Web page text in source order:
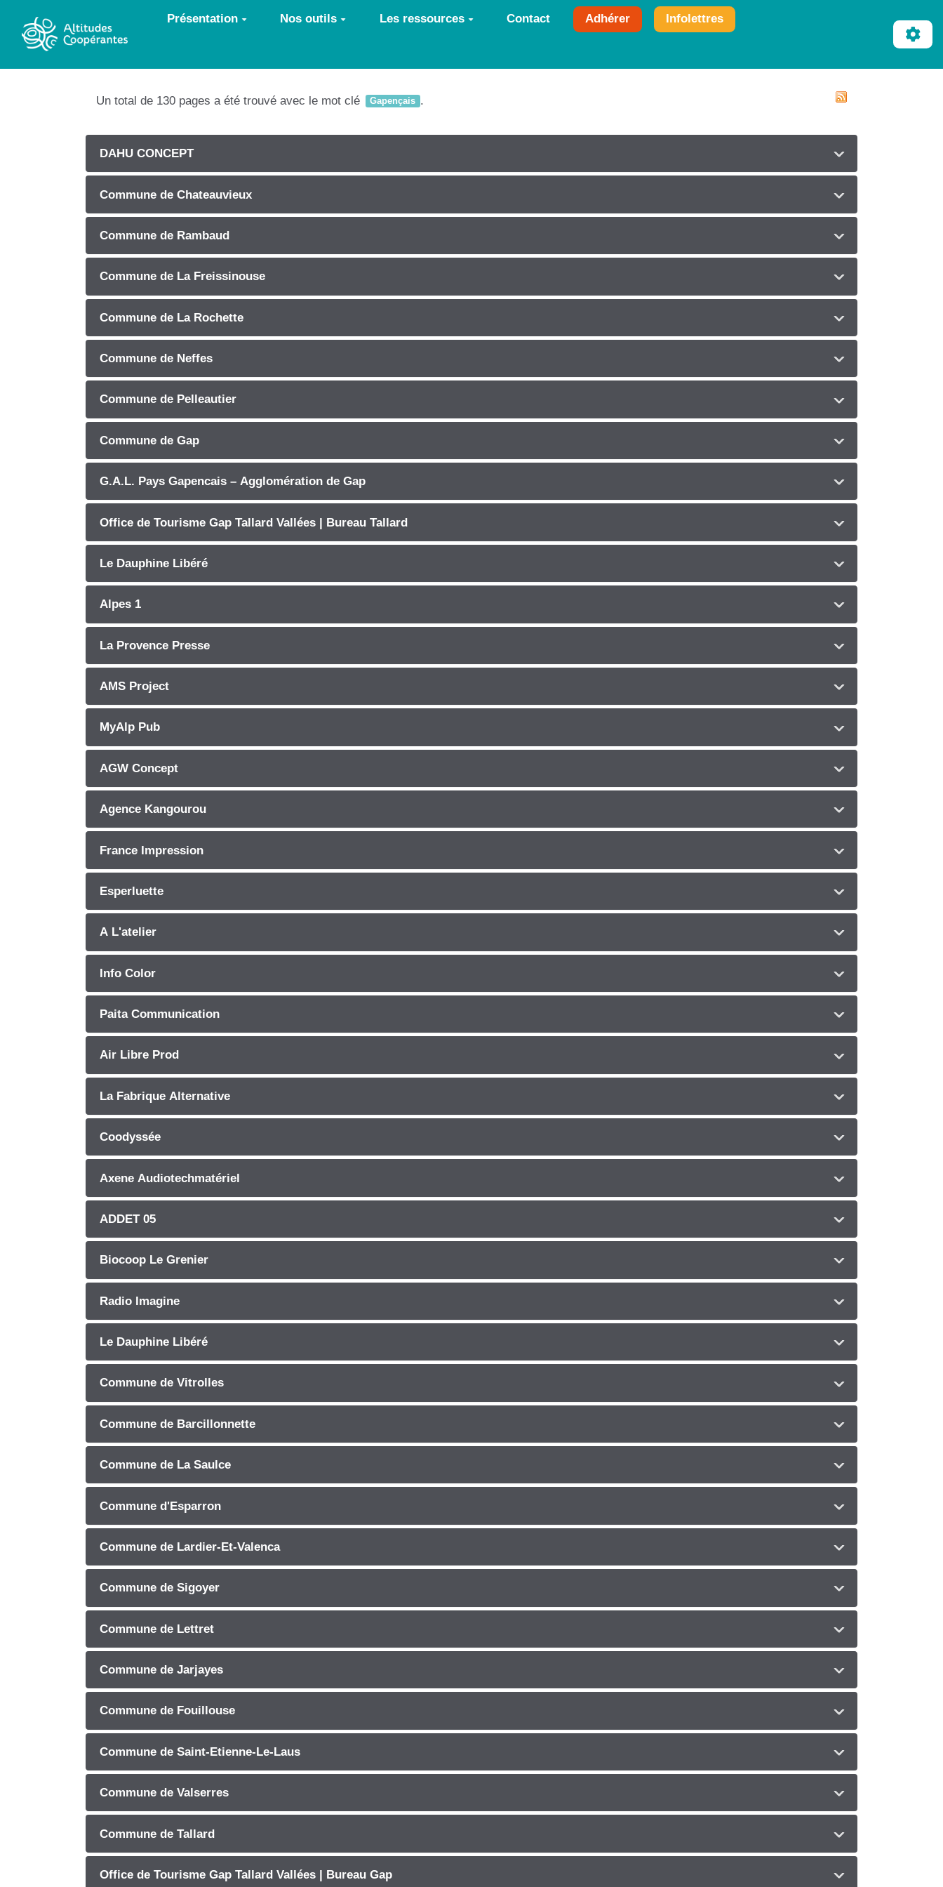
Aller au contenu principal Présentation Nos outils Les ressources Contact Adhérer Infolettres
Un total de 130 pages a été trouvé avec le mot clé Gapençais .
DAHU CONCEPT
Commune de Chateauvieux
Commune de Rambaud
Commune de La Freissinouse
Commune de La Rochette
Commune de Neffes
Commune de Pelleautier
Commune de Gap
G.A.L. Pays Gapencais – Agglomération de Gap
Office de Tourisme Gap Tallard Vallées | Bureau Tallard
Le Dauphine Libéré
Alpes 1
La Provence Presse
AMS Project
MyAlp Pub
AGW Concept
Agence Kangourou
France Impression
Esperluette
A L'atelier
Info Color
Paita Communication
Air Libre Prod
La Fabrique Alternative
Coodyssée
Axene Audiotechmatériel
ADDET 05
Biocoop Le Grenier
Radio Imagine
Le Dauphine Libéré
Commune de Vitrolles
Commune de Barcillonnette
Commune de La Saulce
Commune d'Esparron
Commune de Lardier-Et-Valenca
Commune de Sigoyer
Commune de Lettret
Commune de Jarjayes
Commune de Fouillouse
Commune de Saint-Etienne-Le-Laus
Commune de Valserres
Commune de Tallard
Office de Tourisme Gap Tallard Vallées | Bureau Gap